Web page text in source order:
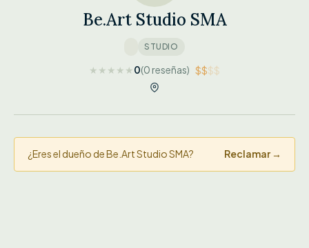
Be.Art Studio SMA
STUDIO
★ ★ ★ ★ ★0(0 reseñas) $$$$
¿Eres el dueño de Be.Art Studio SMA? Reclamar →